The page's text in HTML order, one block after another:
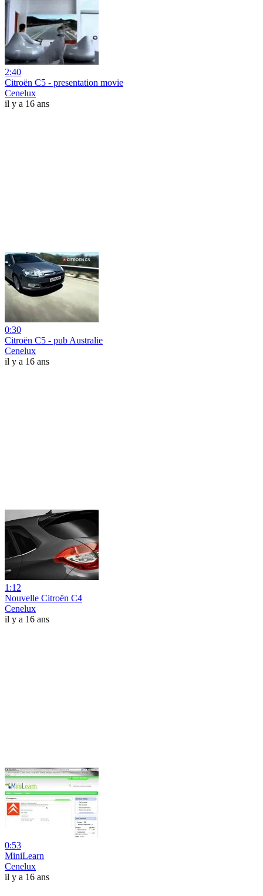
2:40
Citroën C5 - presentation movie
Cenelux
il y a 16 ans
0:30
Citroën C5 - pub Australie
Cenelux
il y a 16 ans
1:12
Nouvelle Citroën C4
Cenelux
il y a 16 ans
0:53
MiniLearn
Cenelux
il y a 16 ans